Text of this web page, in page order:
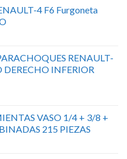
4 F6 Furgoneta
RENAULT-
DERECHO INFERIOR
VASO 1/4 + 3/8 +
215 PIEZAS